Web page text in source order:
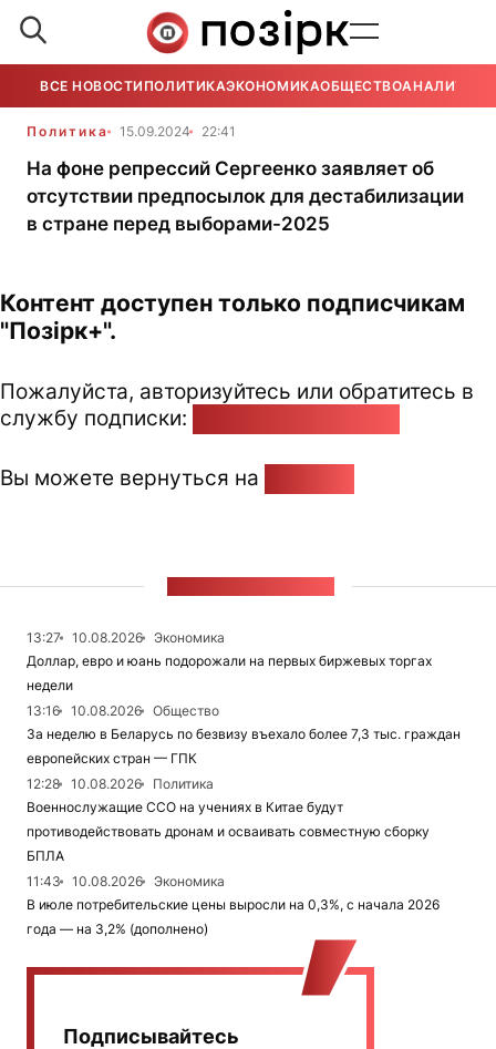
ВСЕ НОВОСТИ ПОЛИТИКАЭКОНОМИКАОБЩЕСТВОАНАЛИТИКА
Политика 15.09.2024 22:41
На фоне репрессий Сергеенко заявляет об
отсутствии предпосылок для дестабилизации
в стране перед выборами-2025
Контент доступен только подписчикам
"Позірк+".
Пожалуйста, авторизуйтесь или обратитесь в
службу подписки:
Вы можете вернуться на
13:27 10.08.2026
Экономика
Доллар, евро и юань подорожали на первых биржевых торгах
недели
13:16
10.08.2026
Общество
За неделю в Беларусь по безвизу въехало более 7,3 тыс. граждан
европейских стран — ГПК
12:28
10.08.2026
Политика
Военнослужащие ССО на учениях в Китае будут
противодействовать дронам и осваивать совместную сборку
БПЛА
11:43
10.08.2026
Экономика
В июле потребительские цены выросли на 0,3%, с начала 2026
года — на 3,2% (дополнено)
Подписывайтесь